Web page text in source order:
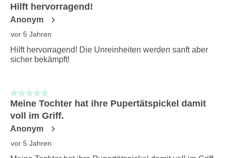
Hilft hervorragend!
Anonym
vor 5 Jahren
Hilft hervorragend! Die Unreinheiten werden sanft aber
sicher bekämpft!
5 von 5 Sternen.
Meine Tochter hat ihre Pupertätspickel damit
voll im Griff.
Anonym
vor 5 Jahren